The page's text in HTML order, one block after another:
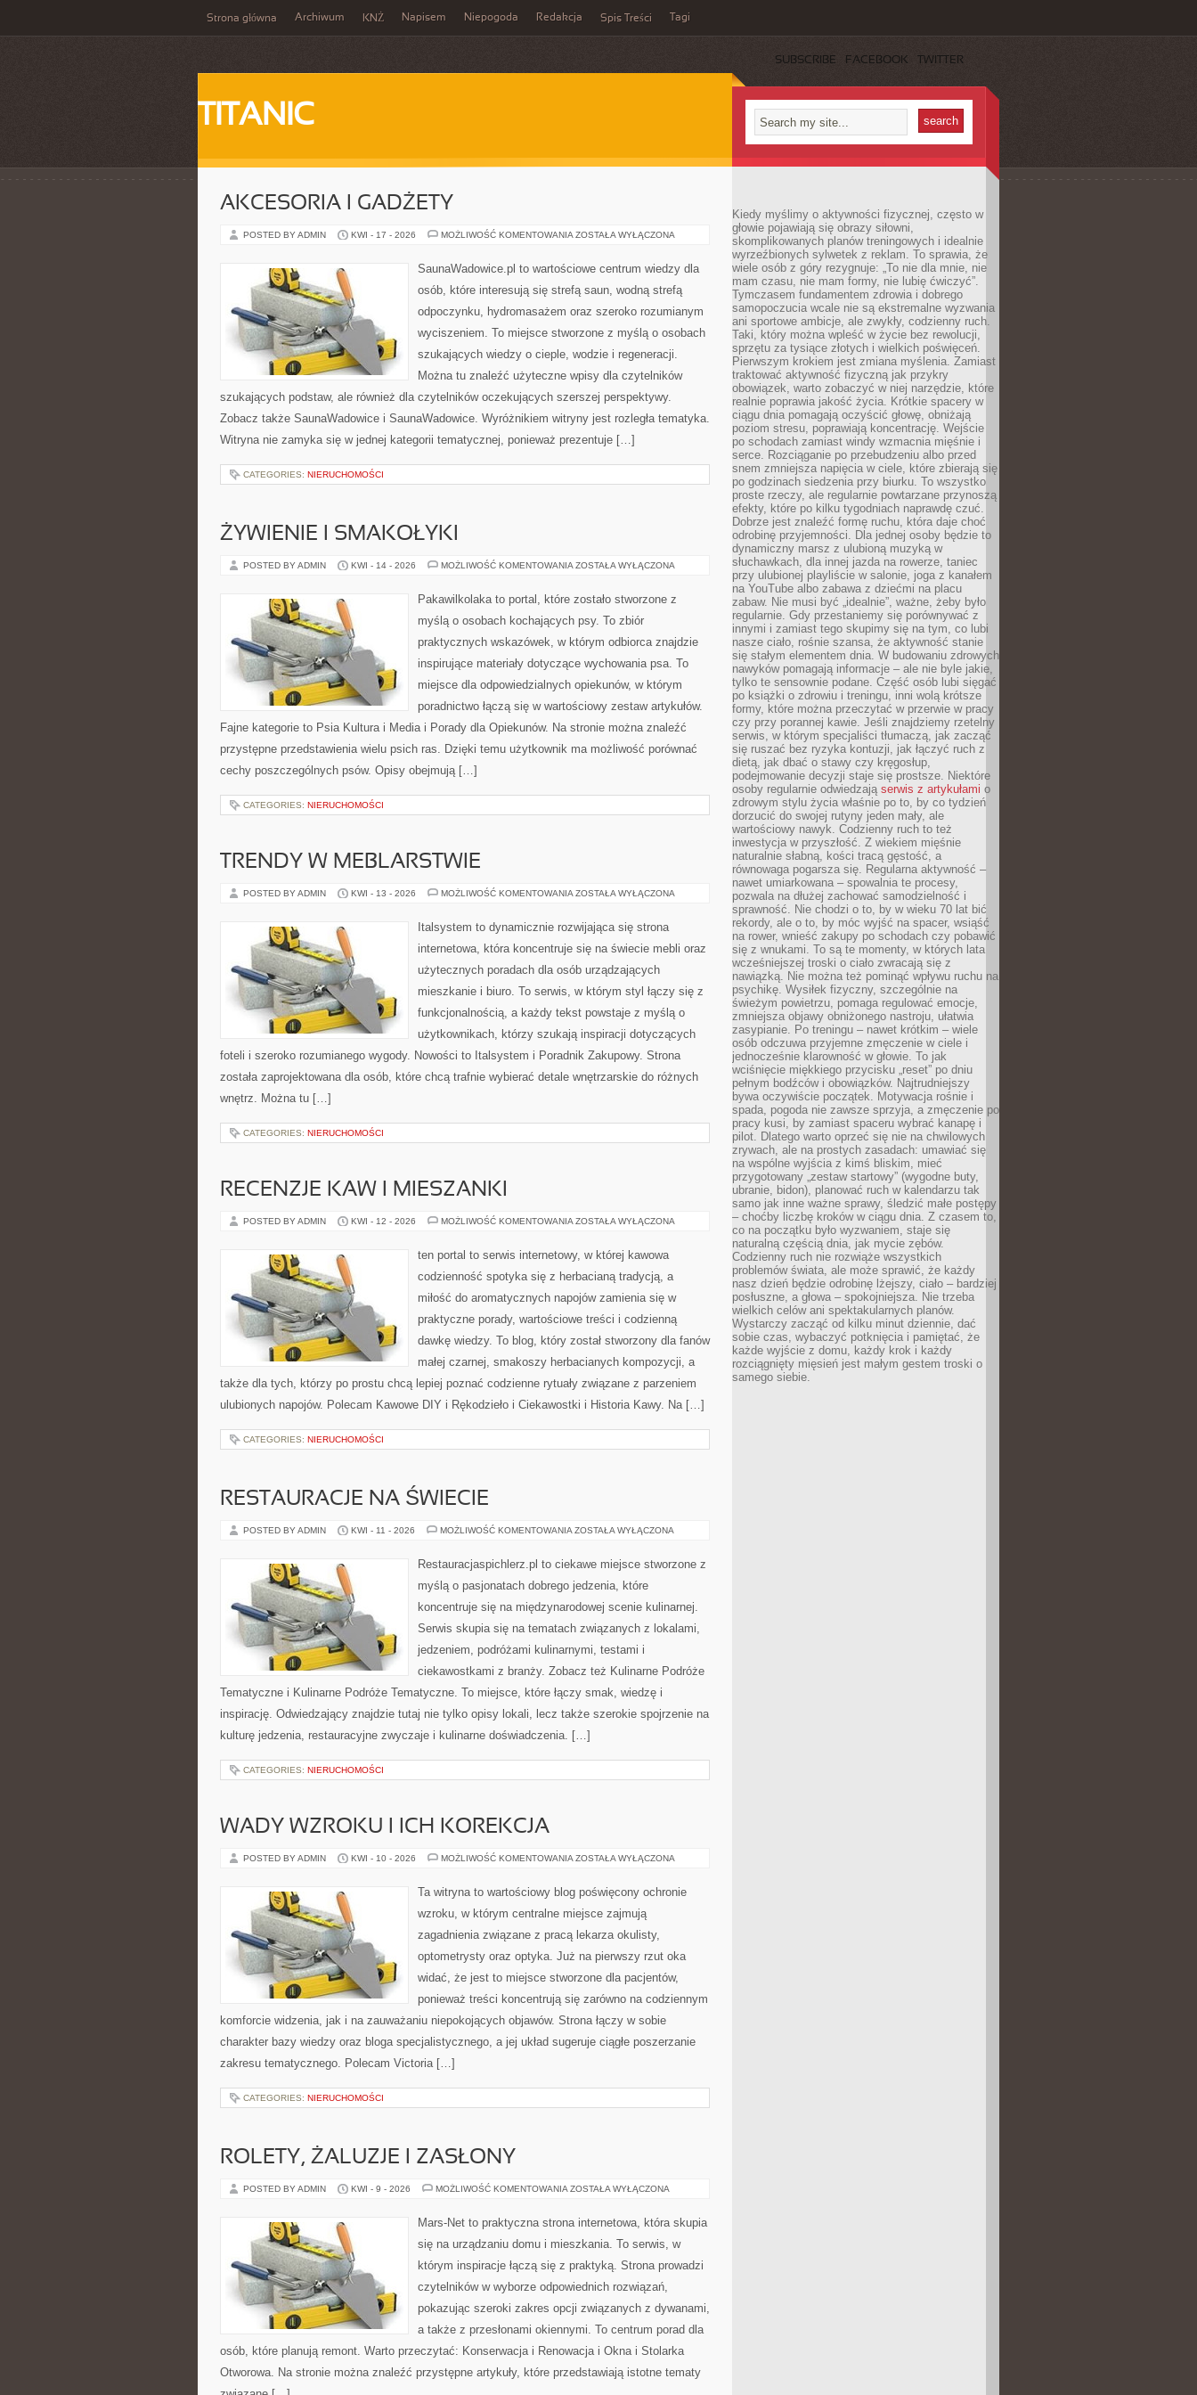
Strona główna Archiwum KNŻ Napisem Niepogoda Redakcja Spis Treści Tagi
SUBSCRIBE FACEBOOK TWITTER
TITANIC
AKCESORIA I GADŻETY
POSTED BY ADMIN KWI - 17 - 2026 MOŻLIWOŚĆ KOMENTOWANIA AKCESORIA
ZOSTAŁA WYŁĄCZONA
SaunaWadowice.pl to wartościowe centrum wiedzy dla
osób, które interesują się strefą saun, wodną strefą
odpoczynku, hydromasażem oraz szeroko rozumianym
wyciszeniem. To miejsce stworzone z myślą o osobach
szukających wiedzy o cieple, wodzie i regeneracji.
Można tu znaleźć użyteczne wpisy dla czytelników
szukających podstaw, ale również dla czytelników oczekujących szerszej perspektywy.
Zobacz także SaunaWadowice i SaunaWadowice. Wyróżnikiem witryny jest rozległa tematyka.
Witryna nie zamyka się w jednej kategorii tematycznej, ponieważ prezentuje […]
CATEGORIES: NIERUCHOMOŚCI
ŻYWIENIE I SMAKOŁYKI
POSTED BY ADMIN KWI - 14 - 2026 MOŻLIWOŚĆ KOMENTOWANIA ŻYWIENIE
ZOSTAŁA WYŁĄCZONA
Pakawilkolaka to portal, które zostało stworzone z
myślą o osobach kochających psy. To zbiór
praktycznych wskazówek, w którym odbiorca znajdzie
inspirujące materiały dotyczące wychowania psa. To
miejsce dla odpowiedzialnych opiekunów, w którym
poradnictwo łączą się w wartościowy zestaw artykułów.
Fajne kategorie to Psia Kultura i Media i Porady dla Opiekunów. Na stronie można znaleźć
przystępne przedstawienia wielu psich ras. Dzięki temu użytkownik ma możliwość porównać
cechy poszczególnych psów. Opisy obejmują […]
CATEGORIES: NIERUCHOMOŚCI
TRENDY W MEBLARSTWIE
POSTED BY ADMIN KWI - 13 - 2026 MOŻLIWOŚĆ KOMENTOWANIA TRENDY
ZOSTAŁA WYŁĄCZONA
Italsystem to dynamicznie rozwijająca się strona
internetowa, która koncentruje się na świecie mebli oraz
użytecznych poradach dla osób urządzających
mieszkanie i biuro. To serwis, w którym styl łączy się z
funkcjonalnością, a każdy tekst powstaje z myślą o
użytkownikach, którzy szukają inspiracji dotyczących
foteli i szeroko rozumianego wygody. Nowości to Italsystem i Poradnik Zakupowy. Strona
została zaprojektowana dla osób, które chcą trafnie wybierać detale wnętrzarskie do różnych
wnętrz. Można tu […]
CATEGORIES: NIERUCHOMOŚCI
RECENZJE KAW I MIESZANKI
POSTED BY ADMIN KWI - 12 - 2026 MOŻLIWOŚĆ KOMENTOWANIA RECENZJE
MIESZANKI
ZOSTAŁA WYŁĄCZONA
ten portal to serwis internetowy, w której kawowa
codzienność spotyka się z herbacianą tradycją, a
miłość do aromatycznych napojów zamienia się w
praktyczne porady, wartościowe treści i codzienną
dawkę wiedzy. To blog, który został stworzony dla fanów
małej czarnej, smakoszy herbacianych kompozycji, a
także dla tych, którzy po prostu chcą lepiej poznać codzienne rytuały związane z parzeniem
ulubionych napojów. Polecam Kawowe DIY i Rękodzieło i Ciekawostki i Historia Kawy. Na […]
CATEGORIES: NIERUCHOMOŚCI
RESTAURACJE NA ŚWIECIE
POSTED BY ADMIN KWI - 11 - 2026 MOŻLIWOŚĆ KOMENTOWANIA RESTAURACJE
ZOSTAŁA WYŁĄCZONA
Restauracjaspichlerz.pl to ciekawe miejsce stworzone z
myślą o pasjonatach dobrego jedzenia, które
koncentruje się na międzynarodowej scenie kulinarnej.
Serwis skupia się na tematach związanych z lokalami,
jedzeniem, podróżami kulinarnymi, testami i
ciekawostkami z branży. Zobacz też Kulinarne Podróże
Tematyczne i Kulinarne Podróże Tematyczne. To miejsce, które łączy smak, wiedzę i
inspirację. Odwiedzający znajdzie tutaj nie tylko opisy lokali, lecz także szerokie spojrzenie na
kulturę jedzenia, restauracyjne zwyczaje i kulinarne doświadczenia. […]
CATEGORIES: NIERUCHOMOŚCI
WADY WZROKU I ICH KOREKCJA
POSTED BY ADMIN KWI - 10 - 2026 MOŻLIWOŚĆ KOMENTOWANIA WADY
KOREKCJA
ZOSTAŁA WYŁĄCZONA
Ta witryna to wartościowy blog poświęcony ochronie
wzroku, w którym centralne miejsce zajmują
zagadnienia związane z pracą lekarza okulisty,
optometrysty oraz optyka. Już na pierwszy rzut oka
widać, że jest to miejsce stworzone dla pacjentów,
ponieważ treści koncentrują się zarówno na codziennym
komforcie widzenia, jak i na zauważaniu niepokojących objawów. Strona łączy w sobie
charakter bazy wiedzy oraz bloga specjalistycznego, a jej układ sugeruje ciągłe poszerzanie
zakresu tematycznego. Polecam Victoria […]
CATEGORIES: NIERUCHOMOŚCI
ROLETY, ŻALUZJE I ZASŁONY
POSTED BY ADMIN KWI - 9 - 2026 MOŻLIWOŚĆ KOMENTOWANIA ROLETY,
ZASŁONY
ZOSTAŁA WYŁĄCZONA
Mars-Net to praktyczna strona internetowa, która skupia
się na urządzaniu domu i mieszkania. To serwis, w
którym inspiracje łączą się z praktyką. Strona prowadzi
czytelników w wyborze odpowiednich rozwiązań,
pokazując szeroki zakres opcji związanych z dywanami,
a także z przesłonami okiennymi. To centrum porad dla
osób, które planują remont. Warto przeczytać: Konserwacja i Renowacja i Okna i Stolarka
Otworowa. Na stronie można znaleźć przystępne artykuły, które przedstawiają istotne tematy
Kiedy myślimy o aktywności fizycznej, często w
głowie pojawiają się obrazy siłowni,
skomplikowanych planów treningowych i idealnie
wyrzeźbionych sylwetek z reklam. To sprawia, że
wiele osób z góry rezygnuje: „To nie dla mnie, nie
mam czasu, nie mam formy, nie lubię ćwiczyć”.
Tymczasem fundamentem zdrowia i dobrego
samopoczucia wcale nie są ekstremalne wyzwania
ani sportowe ambicje, ale zwykły, codzienny ruch.
Taki, który można wpleść w życie bez rewolucji,
sprzętu za tysiące złotych i wielkich poświęceń.
Pierwszym krokiem jest zmiana myślenia. Zamiast
traktować aktywność fizyczną jak przykry
obowiązek, warto zobaczyć w niej narzędzie, które
realnie poprawia jakość życia. Krótkie spacery w
ciągu dnia pomagają oczyścić głowę, obniżają
poziom stresu, poprawiają koncentrację. Wejście
po schodach zamiast windy wzmacnia mięśnie i
serce. Rozciąganie po przebudzeniu albo przed
snem zmniejsza napięcia w ciele, które zbierają się
po godzinach siedzenia przy biurku. To wszystko
proste rzeczy, ale regularnie powtarzane przynoszą
efekty, które po kilku tygodniach naprawdę czuć.
Dobrze jest znaleźć formę ruchu, która daje choć
odrobinę przyjemności. Dla jednej osoby będzie to
dynamiczny marsz z ulubioną muzyką w
słuchawkach, dla innej jazda na rowerze, taniec
przy ulubionej playliście w salonie, joga z kanałem
na YouTube albo zabawa z dziećmi na placu
zabaw. Nie musi być „idealnie”, ważne, żeby było
regularnie. Gdy przestaniemy się porównywać z
innymi i zamiast tego skupimy się na tym, co lubi
nasze ciało, rośnie szansa, że aktywność stanie
się stałym elementem dnia. W budowaniu zdrowych
nawyków pomagają informacje – ale nie byle jakie,
tylko te sensownie podane. Część osób lubi sięgać
po książki o zdrowiu i treningu, inni wolą krótsze
formy, które można przeczytać w przerwie w pracy
czy przy porannej kawie. Jeśli znajdziemy rzetelny
serwis, w którym specjaliści tłumaczą, jak zacząć
się ruszać bez ryzyka kontuzji, jak łączyć ruch z
dietą, jak dbać o stawy czy kręgosłup,
podejmowanie decyzji staje się prostsze. Niektóre
osoby regularnie odwiedzają serwis z artykułami o
zdrowym stylu życia właśnie po to, by co tydzień
dorzucić do swojej rutyny jeden mały, ale
wartościowy nawyk. Codzienny ruch to też
inwestycja w przyszłość. Z wiekiem mięśnie
naturalnie słabną, kości tracą gęstość, a
równowaga pogarsza się. Regularna aktywność –
nawet umiarkowana – spowalnia te procesy,
pozwala na dłużej zachować samodzielność i
sprawność. Nie chodzi o to, by w wieku 70 lat bić
rekordy, ale o to, by móc wyjść na spacer, wsiąść
na rower, wnieść zakupy po schodach czy pobawić
się z wnukami. To są te momenty, w których lata
wcześniejszej troski o ciało zwracają się z
nawiązką. Nie można też pominąć wpływu ruchu na
psychikę. Wysiłek fizyczny, szczególnie na
świeżym powietrzu, pomaga regulować emocje,
zmniejsza objawy obniżonego nastroju, ułatwia
zasypianie. Po treningu – nawet krótkim – wiele
osób odczuwa przyjemne zmęczenie w ciele i
jednocześnie klarowność w głowie. To jak
wciśnięcie miękkiego przycisku „reset” po dniu
pełnym bodźców i obowiązków. Najtrudniejszy
bywa oczywiście początek. Motywacja rośnie i
spada, pogoda nie zawsze sprzyja, a zmęczenie po
pracy kusi, by zamiast spaceru wybrać kanapę i
pilot. Dlatego warto oprzeć się nie na chwilowych
zrywach, ale na prostych zasadach: umawiać się
na wspólne wyjścia z kimś bliskim, mieć
przygotowany „zestaw startowy” (wygodne buty,
ubranie, bidon), planować ruch w kalendarzu tak
samo jak inne ważne sprawy, śledzić małe postępy
– choćby liczbę kroków w ciągu dnia. Z czasem to,
co na początku było wyzwaniem, staje się
naturalną częścią dnia, jak mycie zębów.
Codzienny ruch nie rozwiąże wszystkich
problemów świata, ale może sprawić, że każdy
nasz dzień będzie odrobinę lżejszy, ciało – bardziej
posłuszne, a głowa – spokojniejsza. Nie trzeba
wielkich celów ani spektakularnych planów.
Wystarczy zacząć od kilku minut dziennie, dać
sobie czas, wybaczyć potknięcia i pamiętać, że
każde wyjście z domu, każdy krok i każdy
rozciągnięty mięsień jest małym gestem troski o
samego siebie.